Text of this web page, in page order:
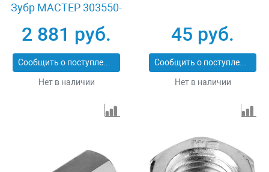
Зубр МАСТЕР 303550-
2 881 руб.
Сообщить о поступлении
Нет в наличии
45 руб.
Сообщить о поступлении
Нет в наличии